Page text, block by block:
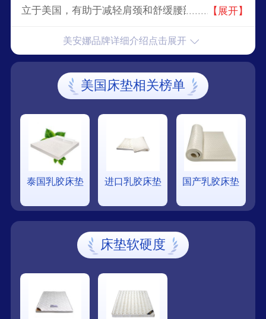
立于美国，有助于减轻肩颈和舒缓腰部僵硬疼痛的
计/生产/销售的厂家。
【展开】
美安娜品牌详细介绍点击展开
美国床垫相关榜单
泰国乳胶床垫 进口乳胶床垫 国产乳胶床垫
床垫软硬度